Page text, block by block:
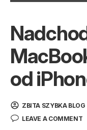
od
ZBITA SZYBKA BLOG
LEAVE A COMMENT